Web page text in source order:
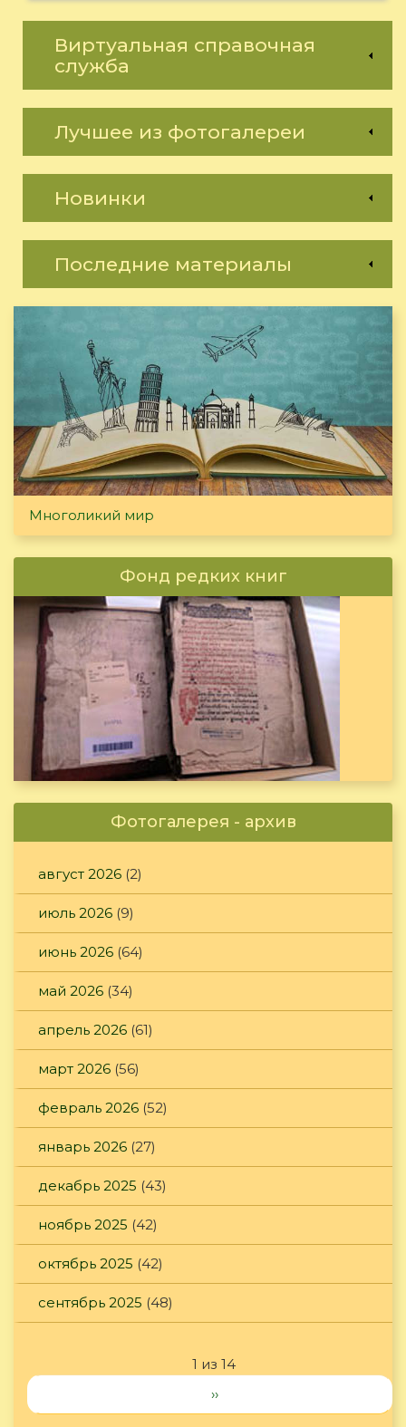
Виртуальная справочная
служба
Лучшее из фотогалереи
Новинки
Последние материалы
Многоликий мир
Фонд редких книг
Фотогалерея - архив
август 2026 (2)
июль 2026 (9)
июнь 2026 (64)
май 2026 (34)
апрель 2026 (61)
март 2026 (56)
февраль 2026 (52)
январь 2026 (27)
декабрь 2025 (43)
ноябрь 2025 (42)
октябрь 2025 (42)
сентябрь 2025 (48)
1 из 14
››